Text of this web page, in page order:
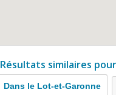
Résultats similaires
Dans le Lot-et-Garonne